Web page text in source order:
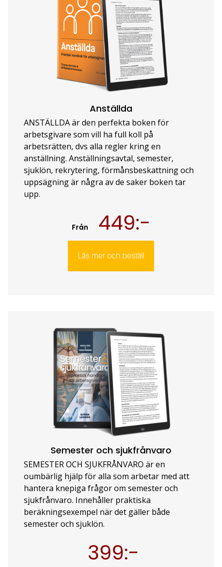
Anställda
ANSTÄLLDA är den perfekta boken för
arbetsgivare som vill ha full koll på
arbetsrätten, dvs alla regler kring en
anställning. Anställningsavtal, semester,
sjuklön, rekrytering, förmånsbeskattning och
uppsägning är några av de saker boken tar
upp.
Från 449:-
Läs mer och beställ
Semester och sjukfrånvaro
SEMESTER OCH SJUKFRÅNVARO är en
oumbärlig hjälp för alla som arbetar med att
hantera knepiga frågor om semester och
sjukfrånvaro. Innehåller praktiska
beräkningsexempel när det gäller både
semester och sjuklön.
399:-